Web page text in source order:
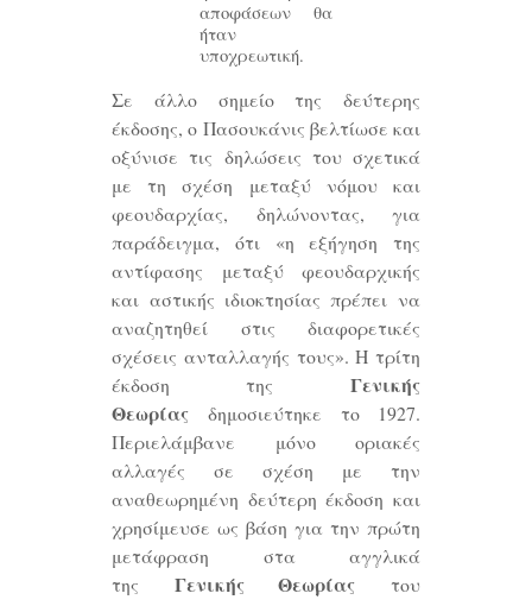
αποφάσεων θα
ήταν
υποχρεωτική.
Σε άλλο σημείο της δεύτερης
έκδοσης, ο Πασουκάνις βελτίωσε και
οξύνισε τις δηλώσεις του σχετικά
με τη σχέση μεταξύ νόμου και
φεουδαρχίας, δηλώνοντας, για
παράδειγμα, ότι «η εξήγηση της
αντίφασης μεταξύ φεουδαρχικής
και αστικής ιδιοκτησίας πρέπει να
αναζητηθεί στις διαφορετικές
σχέσεις ανταλλαγής τους». Η τρίτη
έκδοση της Γενικής
Θεωρίας δημοσιεύτηκε το 1927.
Περιελάμβανε μόνο οριακές
αλλαγές σε σχέση με την
αναθεωρημένη δεύτερη έκδοση και
χρησίμευσε ως βάση για την πρώτη
μετάφραση στα αγγλικά
της Γενικής Θεωρίας του